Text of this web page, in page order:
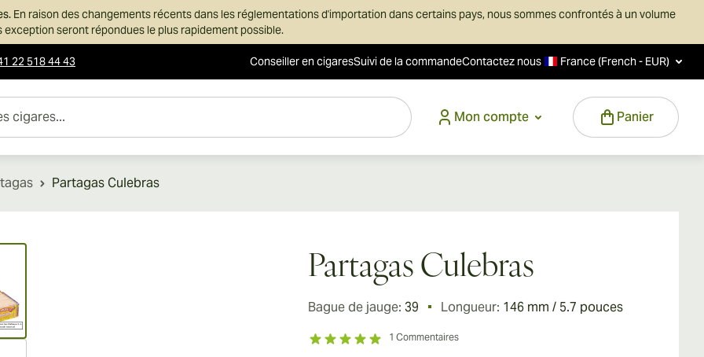
En raison des changements récents dans les réglementations d'importation dans certains pays, nous sommes confrontés à un volume
seront répondues le plus rapidement possible.
22 518 44 43 Conseiller en cigaresSuivi de la commandeContactez nous France (French - EUR)
Mon compte
Panier
Partagas Culebras
larger image
Partagas Culebras
Bague de jauge: 39 Longueur: 146 mm / 5.7 pouces
1 Commentaires